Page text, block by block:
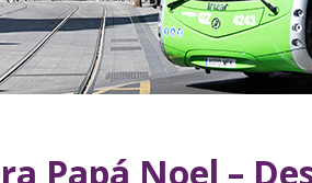
Papá Noel –